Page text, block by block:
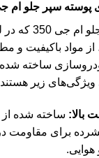
سپر جلو ام جی
پوسته‌های سپر
مواد باکیفیت و
ساخته
زیر
بالا:
برای مقاومت
هوایی.